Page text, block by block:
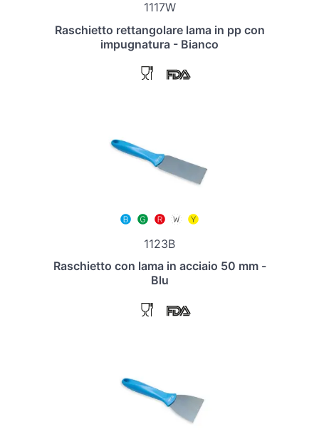
1117W
Raschietto rettangolare lama in pp con
impugnatura - Bianco
1123B
Raschietto con lama in acciaio 50 mm -
Blu